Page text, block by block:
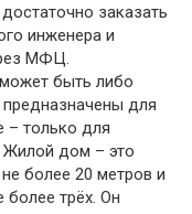
заказать
инженера и
МФЦ.
быть либо
для
– только для
Жилой дом – это
более 20 метров и
трёх. Он